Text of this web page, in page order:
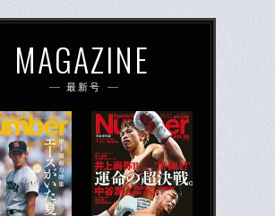
MAGAZINE
最新号